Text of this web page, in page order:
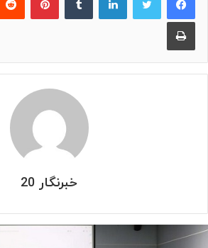
چاپ
خبرنگار 20